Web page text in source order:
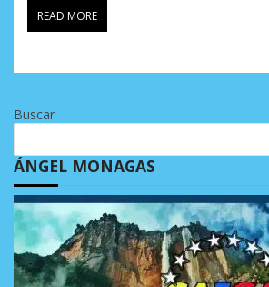
READ MORE
Buscar
ÁNGEL MONAGAS